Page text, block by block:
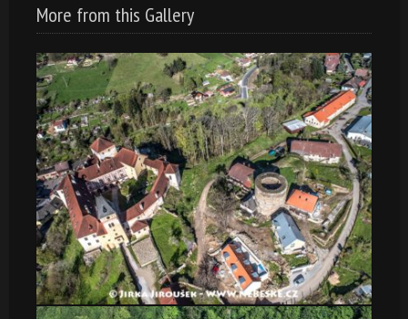
More from this Gallery